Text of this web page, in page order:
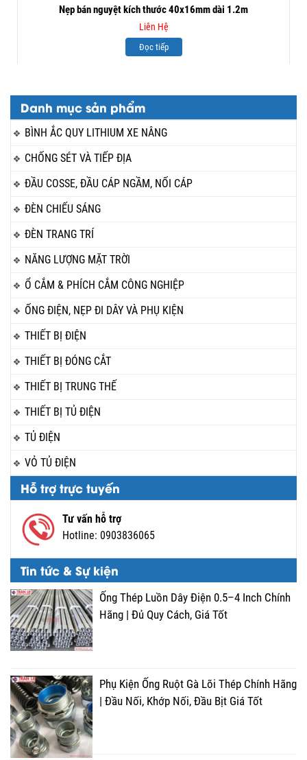
Danh mục sản phẩm
BÌNH ẮC QUY LITHIUM XE NÂNG
CHỐNG SÉT VÀ TIẾP ĐỊA
ĐẦU COSSE, ĐẦU CÁP NGẦM, NỐI CÁP
ĐÈN CHIẾU SÁNG
ĐÈN TRANG TRÍ
NĂNG LƯỢNG MẶT TRỜI
Ổ CẮM & PHÍCH CẮM CÔNG NGHIỆP
ỐNG ĐIỆN, NẸP ĐI DÂY VÀ PHỤ KIỆN
THIẾT BỊ ĐIỆN
THIẾT BỊ ĐÓNG CẮT
THIẾT BỊ TRUNG THẾ
THIẾT BỊ TỦ ĐIỆN
TỦ ĐIỆN
VỎ TỦ ĐIỆN
Hỗ trợ trực tuyến
Tư vấn hỗ trợ
Hotline: 0903836065
Tin tức & Sự kiện
Ống Thép Luồn Dây Điện 0.5–4 Inch Chính
Hãng | Đủ Quy Cách, Giá Tốt
Phụ Kiện Ống Ruột Gà Lõi Thép Chính Hãng
| Đầu Nối, Khớp Nối, Đầu Bịt Giá Tốt
Nẹp bán nguyệt kích thước 40x16mm dài 1.2m
Liên Hệ
Đọc tiếp